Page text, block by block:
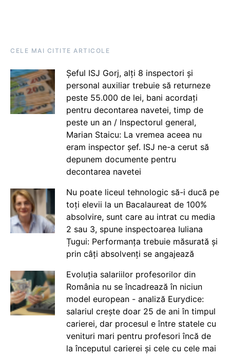
CELE MAI CITITE ARTICOLE
Șeful ISJ Gorj, alți 8 inspectori și
personal auxiliar trebuie să returneze
peste 55.000 de lei, bani acordați
pentru decontarea navetei, timp de
peste un an / Inspectorul general,
Marian Staicu: La vremea aceea nu
eram inspector șef. ISJ ne-a cerut să
depunem documente pentru
decontarea navetei
Nu poate liceul tehnologic să-i ducă pe
toți elevii la un Bacalaureat de 100%
absolvire, sunt care au intrat cu media
2 sau 3, spune inspectoarea Iuliana
Țugui: Performanța trebuie măsurată și
prin câți absolvenți se angajează
Evoluția salariilor profesorilor din
România nu se încadrează în niciun
model european - analiză Eurydice:
salariul crește doar 25 de ani în timpul
carierei, dar procesul e între statele cu
venituri mari pentru profesori încă de
la începutul carierei și cele cu cele mai